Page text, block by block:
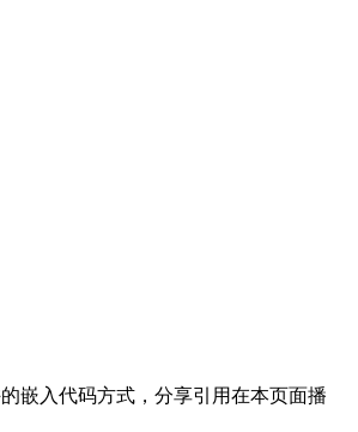
嵌入代码方式，分享引用在本页面播